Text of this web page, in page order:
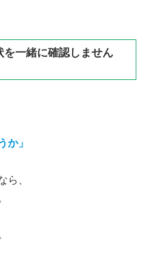
を一緒に確認しません
か」
ら、